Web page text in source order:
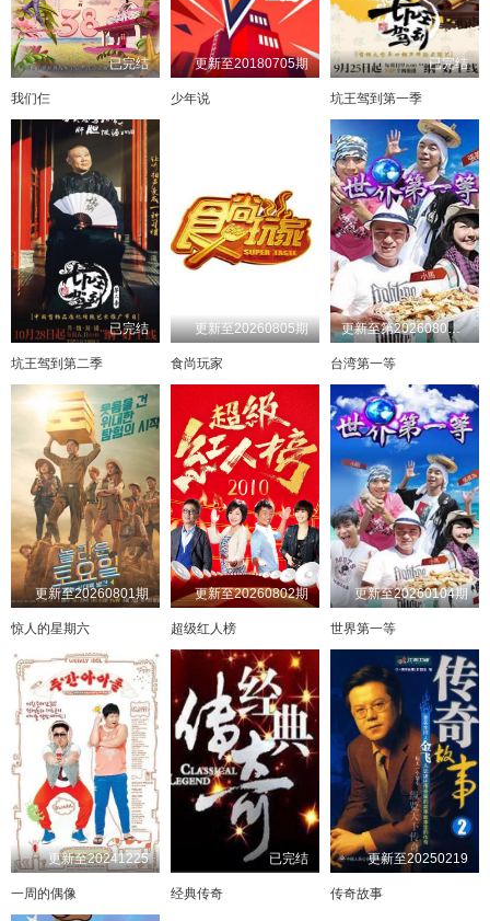
已完结
我们仨
更新至20180705期
少年说
已完结
坑王驾到第一季
已完结
坑王驾到第二季
更新至20260805期
食尚玩家
更新至第20260802期
台湾第一等
更新至20260801期
惊人的星期六
更新至20260802期
超级红人榜
更新至20260104期
世界第一等
更新至20241225
一周的偶像
已完结
经典传奇
更新至20250219
传奇故事